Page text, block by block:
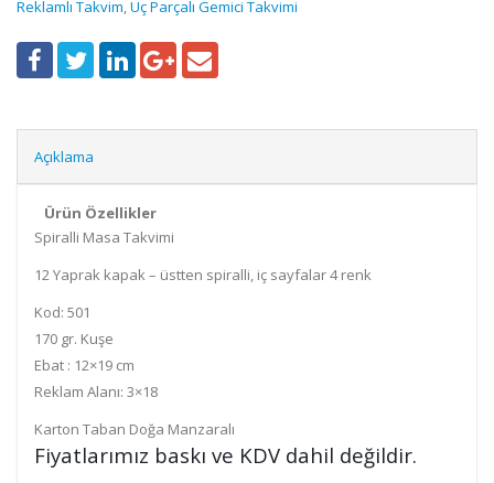
Reklamlı Takvim,Üç Parçalı Gemici Takvimi
Açıklama
Ürün Özellikler
Spiralli Masa Takvimi
12 Yaprak kapak – üstten spiralli, iç sayfalar 4 renk
Kod: 501
170 gr. Kuşe
Ebat : 12×19 cm
Reklam Alanı: 3×18
Karton Taban Doğa Manzaralı
Fiyatlarımız baskı ve KDV dahil değildir.